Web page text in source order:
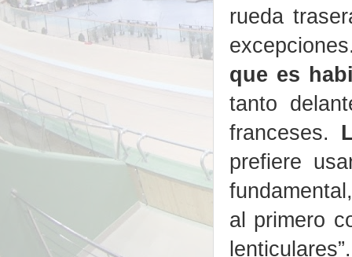
rueda
que es
tanto
franceses.
prefiere
al primero